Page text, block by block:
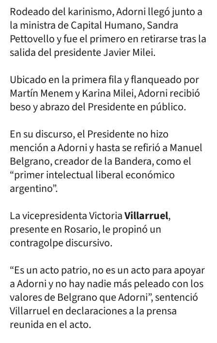
Rodeado del karinismo, Adorni llegó junto a
la ministra de Capital Humano, Sandra
Pettovello y fue el primero en retirarse tras la
salida del presidente Javier Milei.
Ubicado en la primera fila y flanqueado por
Martín Menem y Karina Milei, Adorni recibió
beso y abrazo del Presidente en público.
En su discurso, el Presidente no hizo
mención a Adorni y hasta se refirió a Manuel
Belgrano, creador de la Bandera, como el
“primer intelectual liberal económico
argentino”.
La vicepresidenta VictoriaVillarruel,
presente en Rosario, le propinó un
contragolpe discursivo.
“Es un acto patrio, no es un acto para apoyar
a Adorni y no hay nadie más peleado con los
valores de Belgrano que Adorni”, sentenció
Villarruel en declaraciones a la prensa
reunida en el acto.